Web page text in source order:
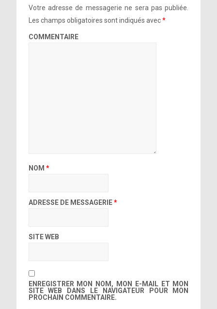
Votre adresse de messagerie ne sera pas publiée.
Les champs obligatoires sont indiqués avec*
COMMENTAIRE
NOM *
ADRESSE DE MESSAGERIE*
SITE WEB
ENREGISTRER MON NOM, MON E-MAIL ET MON
SITE WEB DANS LE NAVIGATEUR POUR MON
PROCHAIN COMMENTAIRE.